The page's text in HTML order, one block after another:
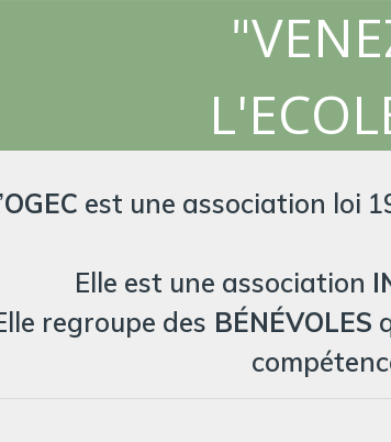
OGEC est une association loi
Elle est une association
regroupe des BÉNÉVOLES